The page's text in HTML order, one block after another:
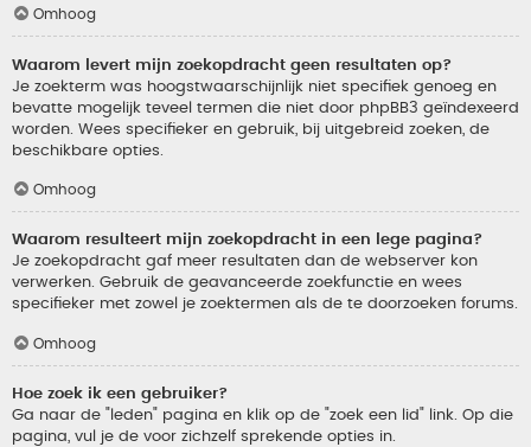
Omhoog
Waarom levert mijn zoekopdracht geen resultaten op?
Je zoekterm was hoogstwaarschijnlijk niet specifiek genoeg en
bevatte mogelijk teveel termen die niet door phpBB3 geïndexeerd
worden. Wees specifieker en gebruik, bij uitgebreid zoeken, de
beschikbare opties.
Omhoog
Waarom resulteert mijn zoekopdracht in een lege pagina?
Je zoekopdracht gaf meer resultaten dan de webserver kon
verwerken. Gebruik de geavanceerde zoekfunctie en wees
specifieker met zowel je zoektermen als de te doorzoeken forums.
Omhoog
Hoe zoek ik een gebruiker?
Ga naar de "leden" pagina en klik op de "zoek een lid" link. Op die
pagina, vul je de voor zichzelf sprekende opties in.